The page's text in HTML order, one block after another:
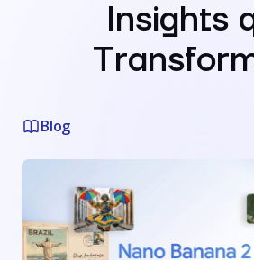
Insights
Blog